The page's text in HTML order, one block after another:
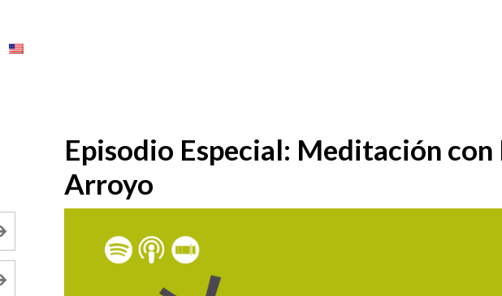
Episodio Especial: Meditación con
Arroyo